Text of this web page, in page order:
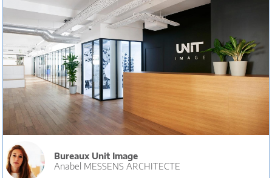
Bureaux Unit Image
Anabel MESSENS ARCHITECTE